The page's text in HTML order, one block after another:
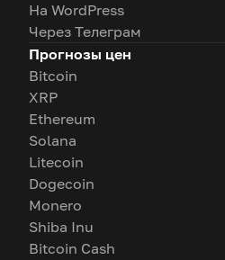
На WordPress
Через Телеграм
Прогнозы цен
Bitcoin
XRP
Ethereum
Solana
Litecoin
Dogecoin
Monero
Shiba Inu
Bitcoin Cash